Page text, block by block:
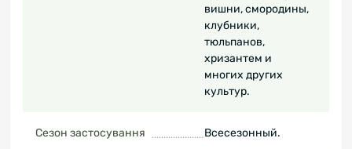
вишни, смородины,
клубники,
тюльпанов,
хризантем и
многих других
культур.
Сезон застосування Всесезонный.